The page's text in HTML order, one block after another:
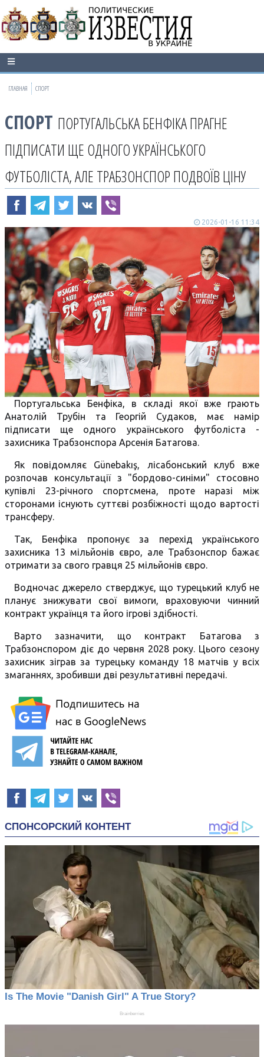
ГЛАВНАЯ СПОРТ
СПОРТ ПОРТУГАЛЬСЬКА БЕНФІКА ПРАГНЕ
ПІДПИСАТИ ЩЕ ОДНОГО УКРАЇНСЬКОГО
ФУТБОЛІСТА, АЛЕ ТРАБЗОНСПОР ПОДВОЇВ ЦІНУ
2026-01-16 11:34
Португальська Бенфіка, в складі якої вже грають
Анатолій Трубін та Георгій Судаков, має намір
підписати ще одного українського футболіста -
захисника Трабзонспора Арсенія Батагова.
Як повідомляє Günebakış, лісабонський клуб вже
розпочав консультації з "бордово-синіми" стосовно
купівлі 23-річного спортсмена, проте наразі між
сторонами існують суттєві розбіжності щодо вартості
трансферу.
Так, Бенфіка пропонує за перехід українського
захисника 13 мільйонів євро, але Трабзонспор бажає
отримати за свого гравця 25 мільйонів євро.
Водночас джерело стверджує, що турецький клуб не
планує знижувати свої вимоги, враховуючи чинний
контракт українця та його ігрові здібності.
Варто зазначити, що контракт Батагова з
Трабзонспором діє до червня 2028 року. Цього сезону
захисник зіграв за турецьку команду 18 матчів у всіх
змаганнях, зробивши дві результативні передачі.